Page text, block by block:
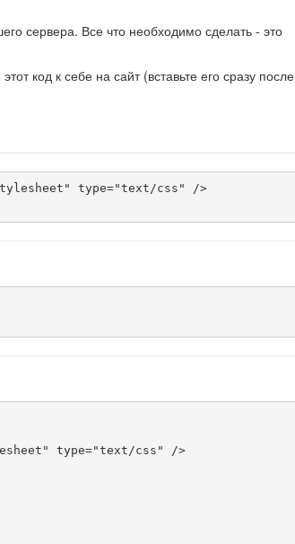
сервера. Все что необходимо сделать - это
код к себе на сайт (вставьте его сразу после
type="text/css" />
type="text/css" />